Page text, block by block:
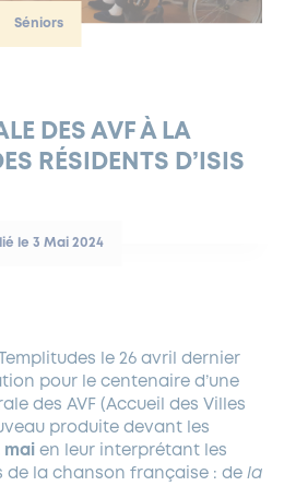
NATURELLE
LIBRE
ARBORÉ
Séniors
DES AVF À LA
RÉSIDENTS D’ISIS
le 3 Mai 2024
le 26 avril dernier
pour le centenaire d’une
des AVF (Accueil des Villes
produite devant les
mai en leur interprétant les
de la chanson française : de la